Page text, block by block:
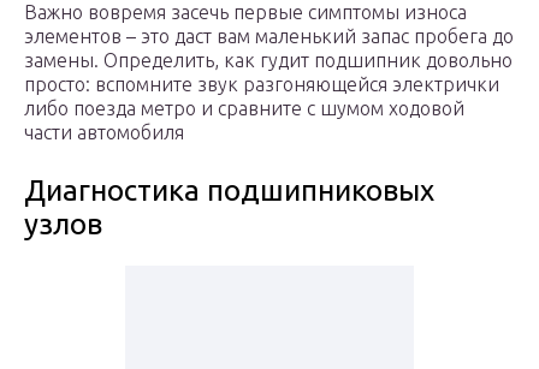
Важно вовремя засечь первые симптомы износа
элементов – это даст вам маленький запас пробега до
замены. Определить, как гудит подшипник довольно
просто: вспомните звук разгоняющейся электрички
либо поезда метро и сравните с шумом ходовой
части автомобиля
Диагностика подшипниковых
узлов